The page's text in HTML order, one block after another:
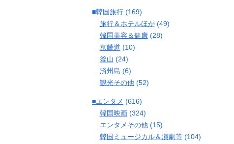
■韓国旅行 (169)
旅行＆ホテルほか(49)
韓国美容＆健康(28)
京畿道 (10)
釜山 (24)
済州島 (6)
観光その他(52)
■エンタメ (616)
韓国映画(324)
エンタメその他(15)
韓国ミュージカル＆演劇等(104)